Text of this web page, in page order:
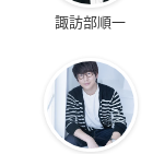
諏訪部順一